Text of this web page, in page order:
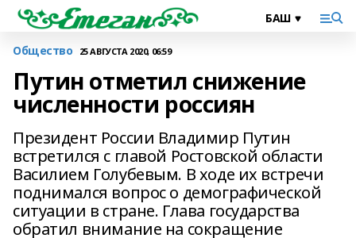
Общество 25 АВГУСТА 2020, 06:59
Путин отметил снижение
численности россиян
Президент России Владимир Путин
встретился с главой Ростовской области
Василием Голубевым. В ходе их встречи
поднимался вопрос о демографической
ситуации в стране. Глава государства
обратил внимание на сокращение